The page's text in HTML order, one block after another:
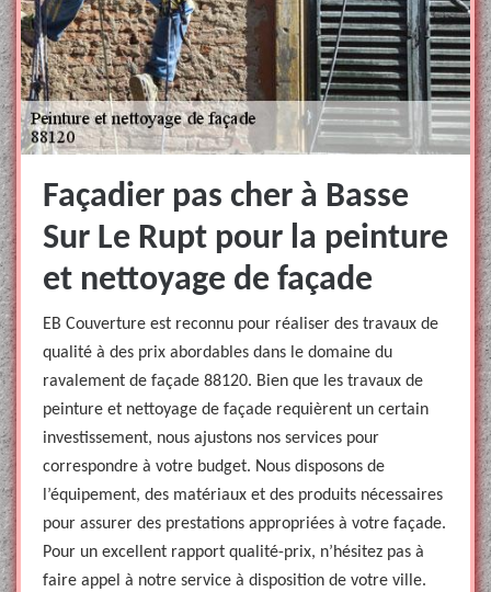
Façadier pas cher à Basse
Sur Le Rupt pour la peinture
et nettoyage de façade
EB Couverture est reconnu pour réaliser des travaux de
qualité à des prix abordables dans le domaine du
ravalement de façade 88120. Bien que les travaux de
peinture et nettoyage de façade requièrent un certain
investissement, nous ajustons nos services pour
correspondre à votre budget. Nous disposons de
l’équipement, des matériaux et des produits nécessaires
pour assurer des prestations appropriées à votre façade.
Pour un excellent rapport qualité-prix, n’hésitez pas à
faire appel à notre service à disposition de votre ville.